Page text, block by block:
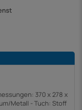
370 x 278 x
Metall - Tuch: Stoff